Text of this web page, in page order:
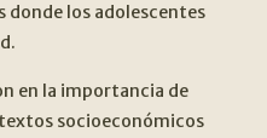
donde los adolescentes
en la importancia de
socioeconómicos